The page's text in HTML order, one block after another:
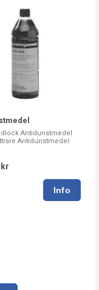
Antidunstmedel
Antidunstmedel